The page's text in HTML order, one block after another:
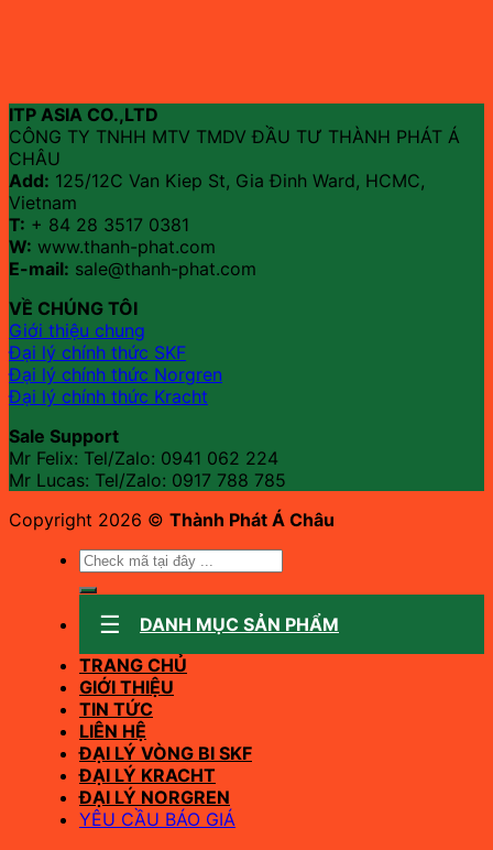
ITP ASIA CO.,LTD
CÔNG TY TNHH MTV TMDV ĐẦU TƯ THÀNH PHÁT Á
CHÂU
Add: 125/12C Van Kiep St, Gia Đinh Ward, HCMC,
Vietnam
T: + 84 28 3517 0381
W: www.thanh-phat.com
E-mail: sale@thanh-phat.com
VỀ CHÚNG TÔI
Giới thiệu chung
Đại lý chính thức SKF
Đại lý chính thức Norgren
Đại lý chính thức Kracht
Sale Support
Mr Felix: Tel/Zalo: 0941 062 224
Mr Lucas: Tel/Zalo: 0917 788 785
Copyright 2026 © Thành Phát Á Châu
Tìm
DANH MỤC SẢN PHẨM
TRANG CHỦ
GIỚI THIỆU
TIN TỨC
LIÊN HỆ
ĐẠI LÝ VÒNG BI SKF
ĐẠI LÝ KRACHT
ĐẠI LÝ NORGREN
YÊU CẦU BÁO GIÁ